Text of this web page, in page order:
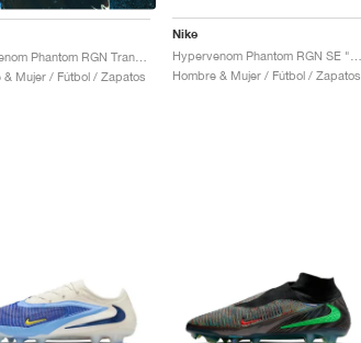
& Mujer / Fútbol / Zapatos
Nike
Hombre & Mujer / Fútbol / Zapatos